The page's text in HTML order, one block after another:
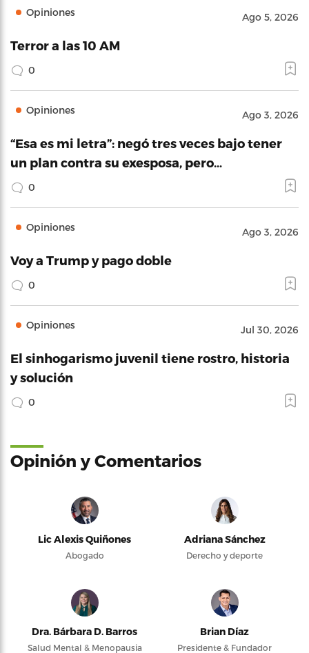
Opiniones Ago 5, 2026
Terror a las 10 AM
0
Opiniones Ago 3, 2026
“Esa es mi letra”: negó tres veces bajo tener
un plan contra su exesposa, pero…
0
Opiniones Ago 3, 2026
Voy a Trump y pago doble
0
Opiniones Jul 30, 2026
El sinhogarismo juvenil tiene rostro, historia
y solución
0
Opinión y Comentarios
Lic Alexis Quiñones
Abogado
Adriana Sánchez
Derecho y deporte
Dra. Bárbara D. Barros
Salud Mental & Menopausia
Brian Díaz
Presidente & Fundador